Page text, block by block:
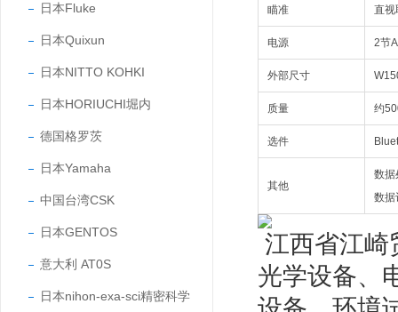
日本Fluke
日本Quixun
日本NITTO KOHKI
日本HORIUCHI堀内
德国格罗茨
日本Yamaha
中国台湾CSK
日本GENTOS
意大利 AT0S
日本nihon-exa-sci精密科学
瞄准 直视
电源 2节
外部尺寸
质量 约
选件
其他
数据
数据
江西省江崎
光学设备、